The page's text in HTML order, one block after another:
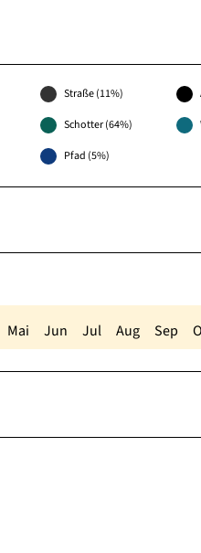
Straße (11%)
Schotter (64%)
Pfad (5%)
Mai Jun Jul Aug Sep